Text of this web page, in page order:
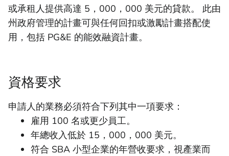
或承租人提供高達 5，000，000 美元的貸款。 此由
州政府管理的計畫可與任何回扣或激勵計畫搭配使
用，包括 PG&E 的能效融資計畫。
資格要求
申請人的業務必須符合下列其中一項要求：
雇用 100 名或更少員工。
年總收入低於 15，000，000 美元。
符合 SBA 小型企業的年營收要求，視產業而